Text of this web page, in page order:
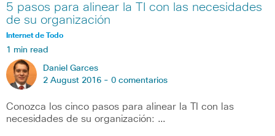
5 pasos para alinear la TI con las necesidades
de su organización
Internet de Todo
1 min read
Daniel Garces
2 August 2016 - 0 comentarios
Conozca los cinco pasos para alinear la TI con las
necesidades de su organización: …